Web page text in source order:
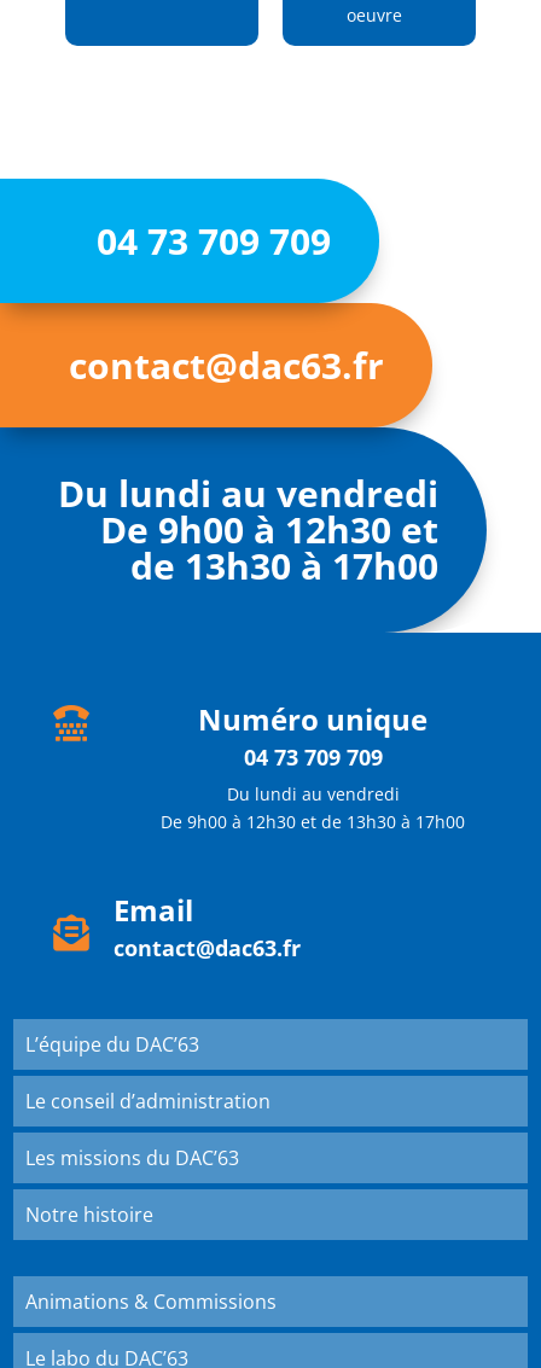
oeuvre
04 73 709 709
contact@dac63.fr
Du lundi au vendredi
De 9h00 à 12h30 et
de 13h30 à 17h00
 Numéro unique
04 73 709 709
Du lundi au vendredi
De 9h00 à 12h30 et de 13h30 à 17h00

Email
contact@dac63.fr
L’équipe du DAC’63
Le conseil d’administration
Les missions du DAC’63
Notre histoire
Animations & Commissions
Le labo du DAC’63